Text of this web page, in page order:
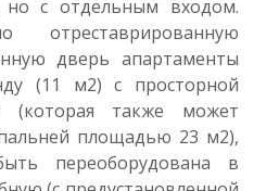
с отдельным входом.
отреставрированную
дверь апартаменты
(11 м2) с просторной
(которая также может
площадью 23 м2),
переоборудована в